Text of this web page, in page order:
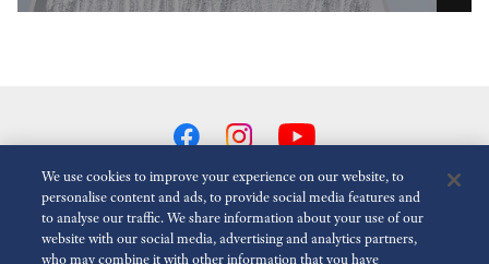
Réduire Les Animations Désactivé
We use cookies to improve your experience on our website, to
personalise content and ads, to provide social media features and
to analyse our traffic. We share information about your use of our
website with our social media, advertising and analytics partners,
who may combine it with other information that you have